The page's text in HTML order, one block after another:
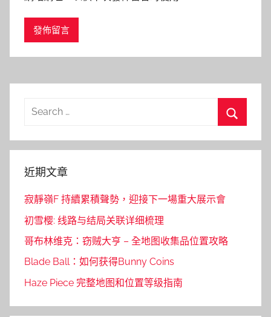
Search
近期文章
寂靜嶺F 持續累積聲勢，迎接下一場重大展示會
初雪樱: 线路与结局关联详细梳理
哥布林维克：窃贼大亨 – 全地图收集品位置攻略
Blade Ball：如何获得Bunny Coins
Haze Piece 完整地图和位置等级指南